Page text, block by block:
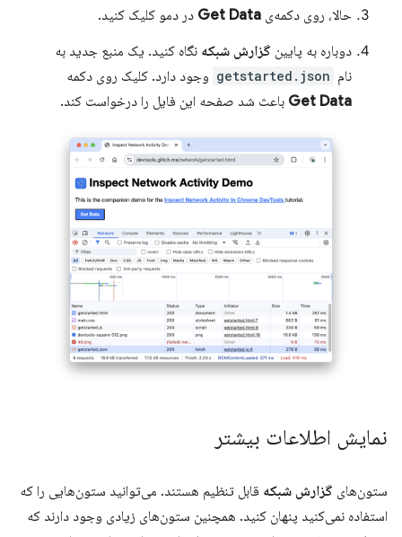
حالا، روی دکمه‌ی Get Data در دمو کلیک کنید.
دوباره به پایین گزارش شبکه نگاه کنید. یک منبع جدید به
نام getstarted.json وجود دارد. کلیک روی دکمه
Get Data باعث شد صفحه این فایل را درخواست کند.
نمایش اطلاعات بیشتر
ستون‌های گزارش شبکه قابل تنظیم هستند. می‌توانید ستون‌هایی را که
استفاده نمی‌کنید پنهان کنید. همچنین ستون‌های زیادی وجود دارند که